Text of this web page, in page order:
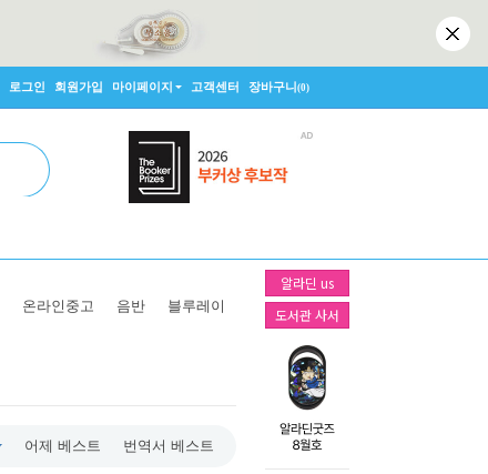
로그인 회원가입 마이페이지 고객센터 장바구니(0)
알라딘 us
도서관 사서
온라인중고 음반 블루레이
어제 베스트 번역서 베스트